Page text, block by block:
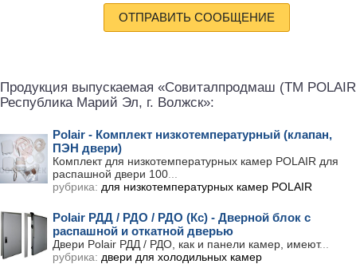
ОТПРАВИТЬ СООБЩЕНИЕ
Продукция выпускаемая «Совиталпродмаш (TM
Республика Марий Эл, г. Волжск»:
Polair - Комплект низкотемпературный (клапан,
ПЭН двери)
Комплект для низкотемпературных камер POLAIR для
распашной двери 100
рубрика: для низкотемпературных камер POLAIR
Polair РДД / РДО / РДО (Кс) - Дверной блок с
распашной и откатной дверью
Двери Polair РДД / РДО, как и панели камер, имеют...
рубрика: двери для холодильных камер